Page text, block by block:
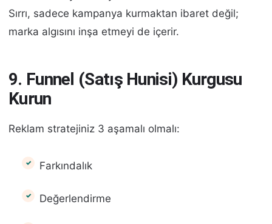
Sırrı, sadece kampanya kurmaktan ibaret değil;
marka algısını inşa etmeyi de içerir.
9. Funnel (Satış Hunisi) Kurgusu
Kurun
Reklam stratejiniz 3 aşamalı olmalı:
Farkındalık
Değerlendirme